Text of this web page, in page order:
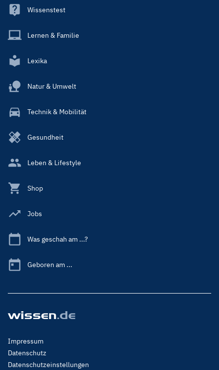
Wissenstest
Lernen & Familie
Lexika
Natur & Umwelt
Technik & Mobilität
Gesundheit
Leben & Lifestyle
Shop
Jobs
Was geschah am ...?
Geboren am ...
Footer
Menu
Legal
Impressum
Datenschutz
Datenschutzeinstellungen